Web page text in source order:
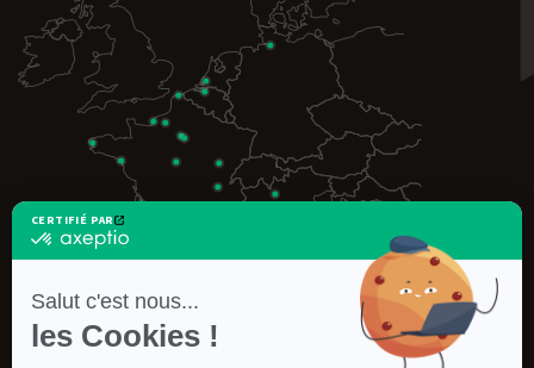
CERTIFIÉ PAR
certifié
-
En
savoir
plus
Salut c'est nous...
les Cookies !